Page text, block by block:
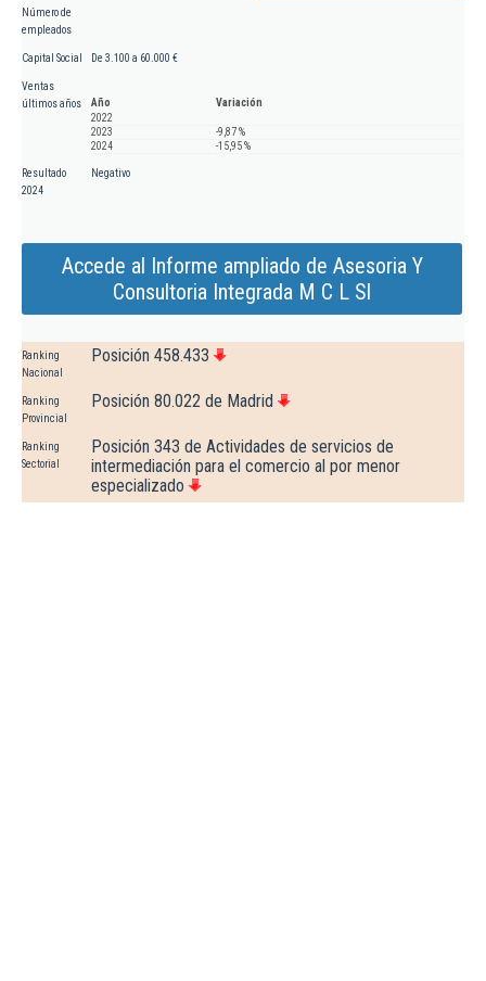
Número de
empleados
Capital Social De 3.100 a 60.000 €
Ventas
últimos años
Año
Variación
2022
2023
-9,87 %
2024
-15,95 %
Resultado
2024
Negativo
Accede al Informe ampliado de Asesoria Y
Consultoria Integrada M C L Sl
Ranking
Nacional
Posición 458.433
Ranking
Provincial
Posición 80.022 de Madrid
Ranking
Sectorial
Posición 343 de Actividades de servicios de
intermediación para el comercio al por menor
especializado